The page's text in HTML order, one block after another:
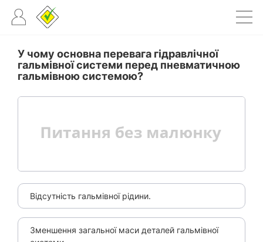
У чому основна перевага гідравлічної
гальмівної системи перед пневматичною
гальмівною системою?
Відсутність гальмівної рідини.
Зменшення загальної маси деталей гальмівної